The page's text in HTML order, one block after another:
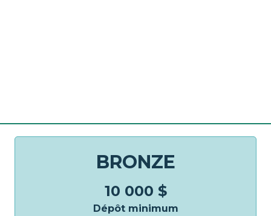
BRONZE
10 000 $
Dépôt minimum